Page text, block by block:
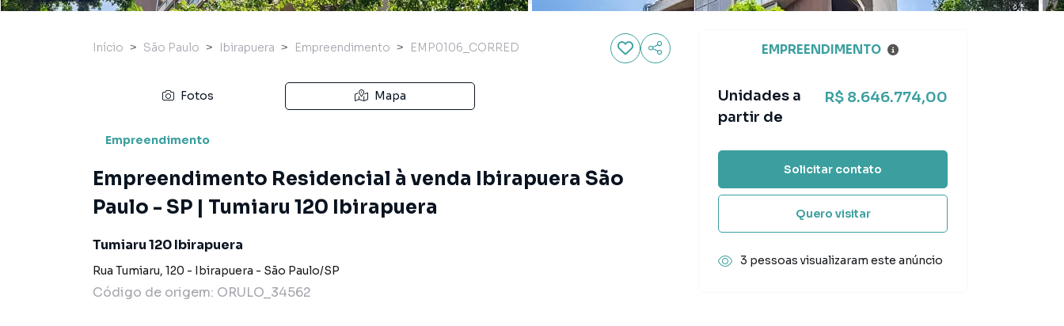
Início São Paulo Ibirapuera Empreendimento EMP0106_CORRED
Fotos Mapa
Empreendimento
Empreendimento Residencial à venda Ibirapuera São
Paulo - SP | Tumiaru 120 Ibirapuera
Tumiaru 120 Ibirapuera
Rua Tumiaru, 120 - Ibirapuera - São Paulo/SP
Código de origem: ORULO_34562
EMPREENDIMENTO
Unidades a
partir de
R$ 8.646.774,00
Solicitar contato
Quero visitar
3 pessoas visualizaram este anúncio